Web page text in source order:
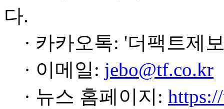
다.
· 카카오톡: '더팩트제
· 이메일: jebo@tf.co.kr
· 뉴스 홈페이지: